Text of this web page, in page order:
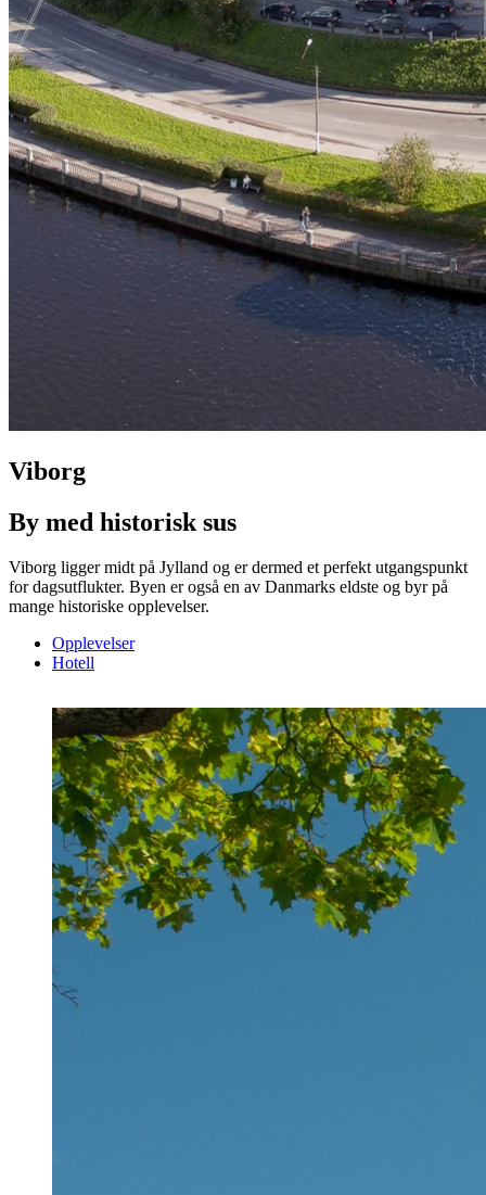
Viborg
By med historisk sus
Viborg ligger midt på Jylland og er dermed et perfekt utgangspunkt
for dagsutflukter. Byen er også en av Danmarks eldste og byr på
mange historiske opplevelser.
Opplevelser
Hotell